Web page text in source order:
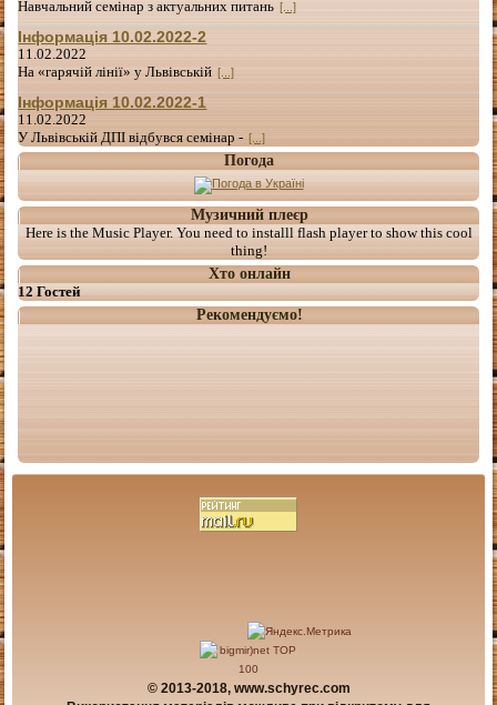
Навчальний семінар з актуальних питань [...]
Інформація 10.02.2022-2
11.02.2022
На «гарячій лінії» у Львівській [...]
Інформація 10.02.2022-1
11.02.2022
У Львівській ДПІ відбувся семінар - [...]
Погода
Музичний плеєр
Here is the Music Player. You need to installl flash player to show this cool
thing!
Хто онлайн
12 Гостей
Рекомендуємо!
© 2013-2018, www.schyrec.com